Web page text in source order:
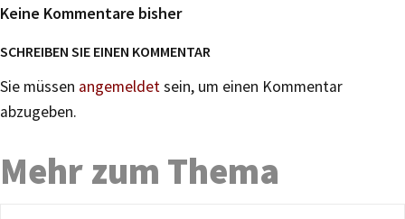
Keine Kommentare bisher
SCHREIBEN SIE EINEN KOMMENTAR
Sie müssen angemeldetsein, um einen Kommentar
abzugeben.
Mehr zum Thema